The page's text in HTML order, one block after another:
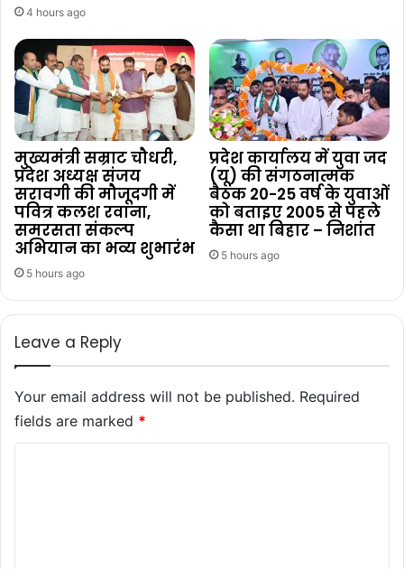
4 hours ago
मुख्यमंत्री सम्राट चौधरी,
प्रदेश अध्यक्ष संजय
सरावगी की मौजूदगी में
पवित्र कलश रवाना,
समरसता संकल्प
अभियान का भव्य शुभारंभ
5 hours ago
प्रदेश कार्यालय में युवा जद
(यू) की संगठनात्मक
बैठक 20-25 वर्ष के युवाओं
को बताइए 2005 से पहले
कैसा था बिहार – निशांत
5 hours ago
Leave a Reply
Your email address will not be published. Required
fields are marked *